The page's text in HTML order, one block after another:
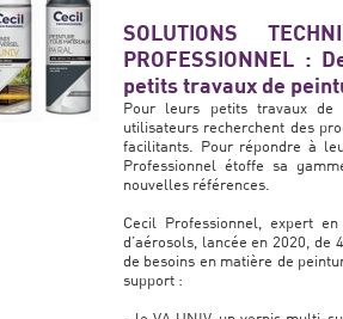
SOLUTIONS
PROFESSIONNEL :
petits travaux de
Pour leurs petits travaux
utilisateurs recherchent des
facilitants. Pour répondre à
Professionnel étoffe sa
nouvelles références.
Cecil Professionnel, expert
d’aérosols, lancée en 2020,
de besoins en matière de
support :